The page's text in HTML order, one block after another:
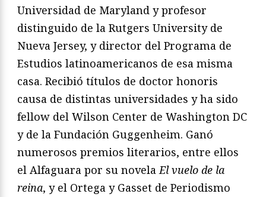
Universidad de Maryland y profesor
distinguido de la Rutgers University de
Nueva Jersey, y director del Programa de
Estudios latinoamericanos de esa misma
casa. Recibió títulos de doctor honoris
causa de distintas universidades y ha sido
fellow del Wilson Center de Washington DC
y de la Fundación Guggenheim. Ganó
numerosos premios literarios, entre ellos
el Alfaguara por su novelaEl vuelo de la
reina, y el Ortega y Gasset de Periodismo